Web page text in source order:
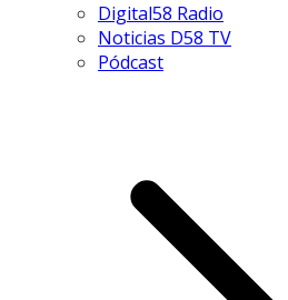
Digital58 Radio
Noticias D58 TV
Pódcast